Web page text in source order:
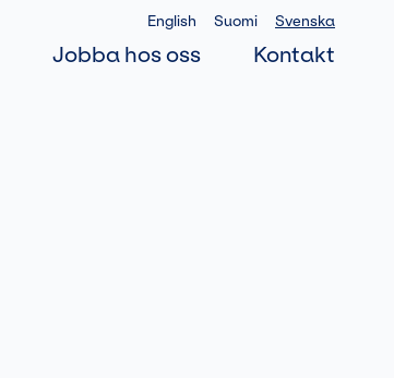
English Suomi Svenska
Jobba hos oss Kontakt